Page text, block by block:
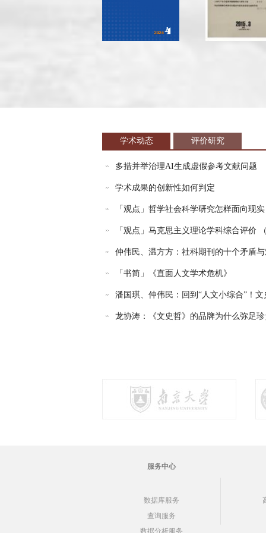
学术动态 评价研究
多措并举治理AI生成虚假参考文献问题
学术成果的创新性如何判定
「观点」哲学社会科学研究怎样面向现实
「观点」马克思主义理论学科综合评价
仲伟民、温方方：社科期刊的十个矛盾
「书简」《直面人文学术危机》
潘国琪、仲伟民：回到“人文小综合”！文
龙协涛：《文史哲》的品牌为什么弥足